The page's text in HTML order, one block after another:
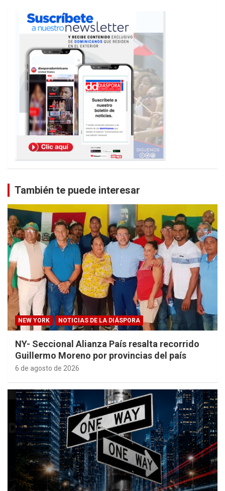
También te puede interesar
NEW YORK NOTICIAS DE LA DIÁSPORA
NY- Seccional Alianza País resalta recorrido
Guillermo Moreno por provincias del país
6 de agosto de 2026